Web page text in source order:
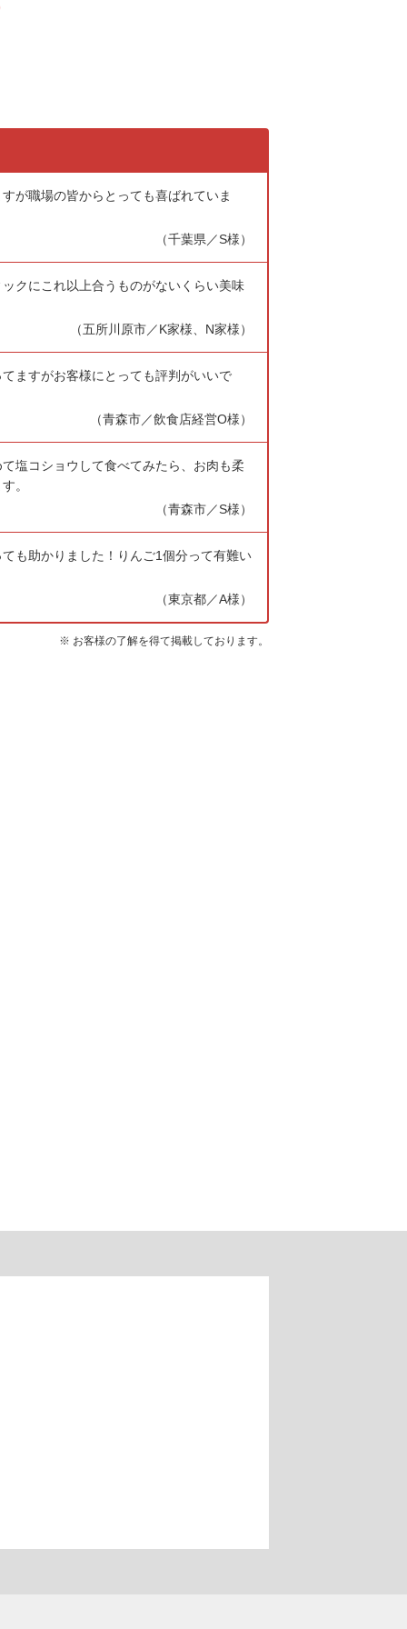
が職場の皆からとっても喜ばれていま
（千葉県／S様）
クにこれ以上合うものがないくらい美味
（五所川原市／K家様、N家様）
ますがお客様にとっても評判がいいで
（青森市／飲食店経営O様）
塩コショウして食べてみたら、お肉も柔
。
（青森市／S様）
も助かりました！りんご1個分って有難い
（東京都／A様）
※ お客様の了解を得て掲載しております。